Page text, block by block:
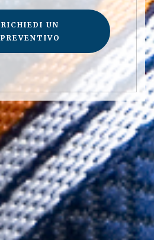
RICHIEDI UN
PREVENTIVO